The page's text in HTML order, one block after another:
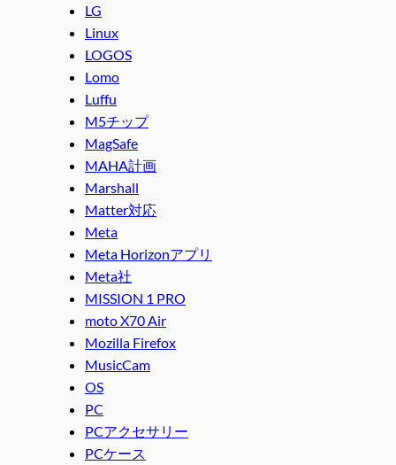
LG
Linux
LOGOS
Lomo
Luffu
M5チップ
MagSafe
MAHA計画
Marshall
Matter対応
Meta
Meta Horizonアプリ
Meta社
MISSION 1 PRO
moto X70 Air
Mozilla Firefox
MusicCam
OS
PC
PCアクセサリー
PCケース